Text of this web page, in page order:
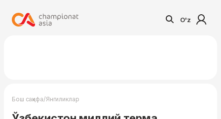
O'z
Бош саҳифа/Янгиликлар